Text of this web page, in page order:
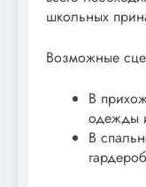
школьных
Возможные
В
одежды
В